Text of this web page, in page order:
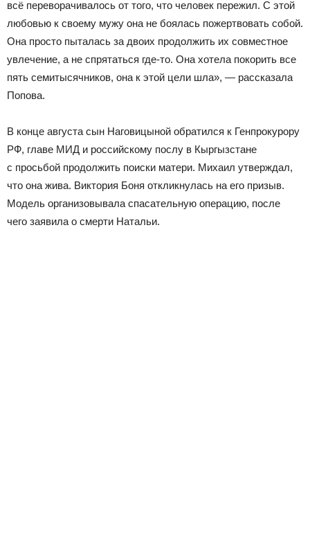
всё переворачивалось от того, что человек пережил. С этой
любовью к своему мужу она не боялась пожертвовать собой.
Она просто пыталась за двоих продолжить их совместное
увлечение, а не спрятаться где-то. Она хотела покорить все
пять семитысячников, она к этой цели шла», — рассказала
Попова.
В конце августа сын Наговицыной обратился к Генпрокурору
РФ, главе МИД и российскому послу в Кыргызстане
с просьбой продолжить поиски матери. Михаил утверждал,
что она жива. Виктория Боня откликнулась на его призыв.
Модель организовывала спасательную операцию, после
чего заявила о смерти Натальи.